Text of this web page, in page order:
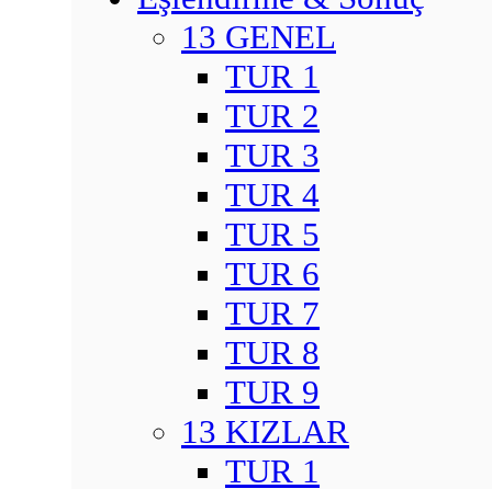
13 GENEL
TUR 1
TUR 2
TUR 3
TUR 4
TUR 5
TUR 6
TUR 7
TUR 8
TUR 9
13 KIZLAR
TUR 1